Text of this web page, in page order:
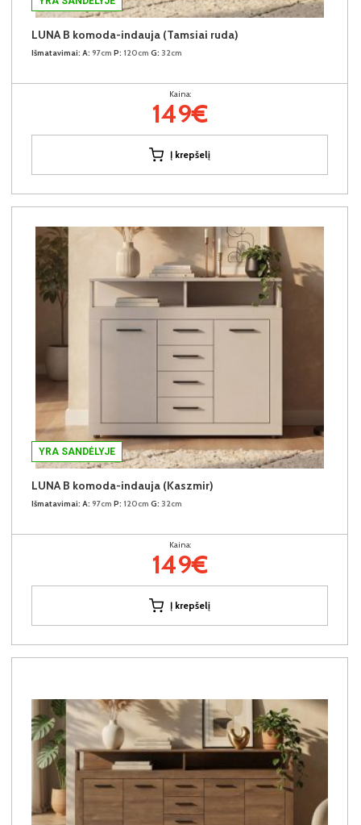
LUNA B komoda-indauja (Tamsiai ruda)
Išmatavimai: A: 97cm P: 120cm G: 32cm
Kaina:
149€
Į krepšelį
YRA SANDĖLYJE
LUNA B komoda-indauja (Kaszmir)
Išmatavimai: A: 97cm P: 120cm G: 32cm
Kaina:
149€
Į krepšelį